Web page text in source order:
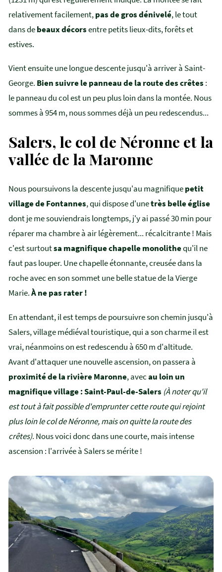
relativement facilement,pas de gros dénivelé, le tout
dans debeaux décorsentre petits lieux-dits, forêts et
estives.
Vient ensuite une longue descente jusqu'à arriver à Saint-
George. Bien suivre le panneau de la route des crêtes :
le panneau du col est un peu plus loin dans la montée. Nous
sommes à 954 m, nous sommes déjà un peu redescendus...
Salers, le col de Néronne et la
vallée de la Maronne
Nous poursuivons la descente jusqu'au magnifiquepetit
village de Fontannes, qui dispose d'unetrès belle église
dont je me souviendrais longtemps, j'y ai passé 30 min pour
réparer ma chambre à air légèrement... récalcitrante ! Mais
c'est surtoutsa magnifique chapelle monolithequ'il ne
faut pas louper. Une chapelle étonnante, creusée dans la
roche avec en son sommet une belle statue de la Vierge
Marie.À ne pas rater !
En attendant, il est temps de poursuivre son chemin jusqu'à
Salers, village médiéval touristique, qui a son charme il est
vrai, néanmoins on est redescendu à 650 m d'altitude.
Avant d'attaquer une nouvelle ascension, on passera à
proximité de la rivière Maronne, avecau loin un
magnifique village : Saint-Paul-de-Salers (À noter qu'il
est tout à fait possible d'emprunter cette route qui rejoint
plus loin le col de Néronne, mais on quitte la route des
crêtes). Nous voici donc dans une courte, mais intense
ascension : l'arrivée à Salers se mérite !